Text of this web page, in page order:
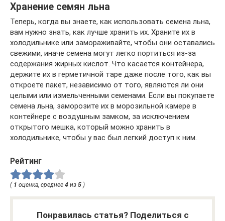
Хранение семян льна
Теперь, когда вы знаете, как использовать семена льна,
вам нужно знать, как лучше хранить их. Храните их в
холодильнике или замораживайте, чтобы они оставались
свежими, иначе семена могут легко портиться из-за
содержания жирных кислот. Что касается контейнера,
держите их в герметичной таре даже после того, как вы
откроете пакет, независимо от того, являются ли они
целыми или измельченными семенами. Если вы покупаете
семена льна, заморозите их в морозильной камере в
контейнере с воздушным замком, за исключением
открытого мешка, который можно хранить в
холодильнике, чтобы у вас был легкий доступ к ним.
Рейтинг
( 1 оценка, среднее 4 из 5 )
Понравилась статья? Поделиться с